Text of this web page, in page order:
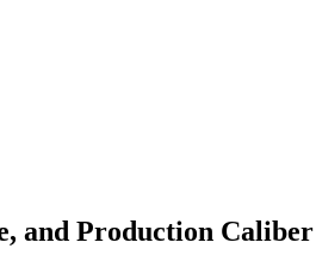
and Production Caliber